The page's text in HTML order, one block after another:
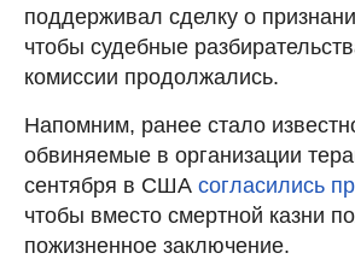
поддерживал сделку о
чтобы судебные
комиссии продолжались.
Напомним, ранее стало
обвиняемые в организации
сентября в США согласились
чтобы вместо смертной казни
пожизненное заключение.